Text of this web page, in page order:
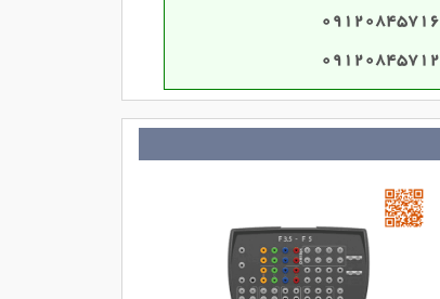
09120845716
09120845712